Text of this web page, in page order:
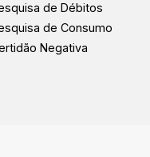
de Débitos
de Consumo
Negativa